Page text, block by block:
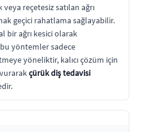
reçetesiz satılan ağrı
geçici rahatlama sağlayabilir.
bir ağrı kesici olarak
yöntemler sadece
yöneliktir, kalıcı çözüm için
çürük diş tedavisi